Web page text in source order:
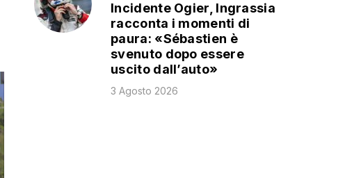
Incidente Ogier, Ingrassia
racconta i momenti di
paura: «Sébastien è
svenuto dopo essere
uscito dall’auto»
3 Agosto 2026